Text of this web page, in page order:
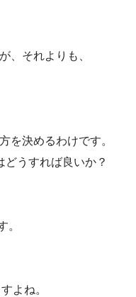
、それよりも、
を決めるわけです。
うすれば良いか？
。
よね。